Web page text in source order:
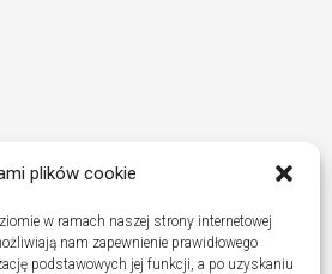
plików cookie
w ramach naszej strony internetowej
nam zapewnienie prawidłowego
podstawowych jej funkcji, a po uzyskaniu